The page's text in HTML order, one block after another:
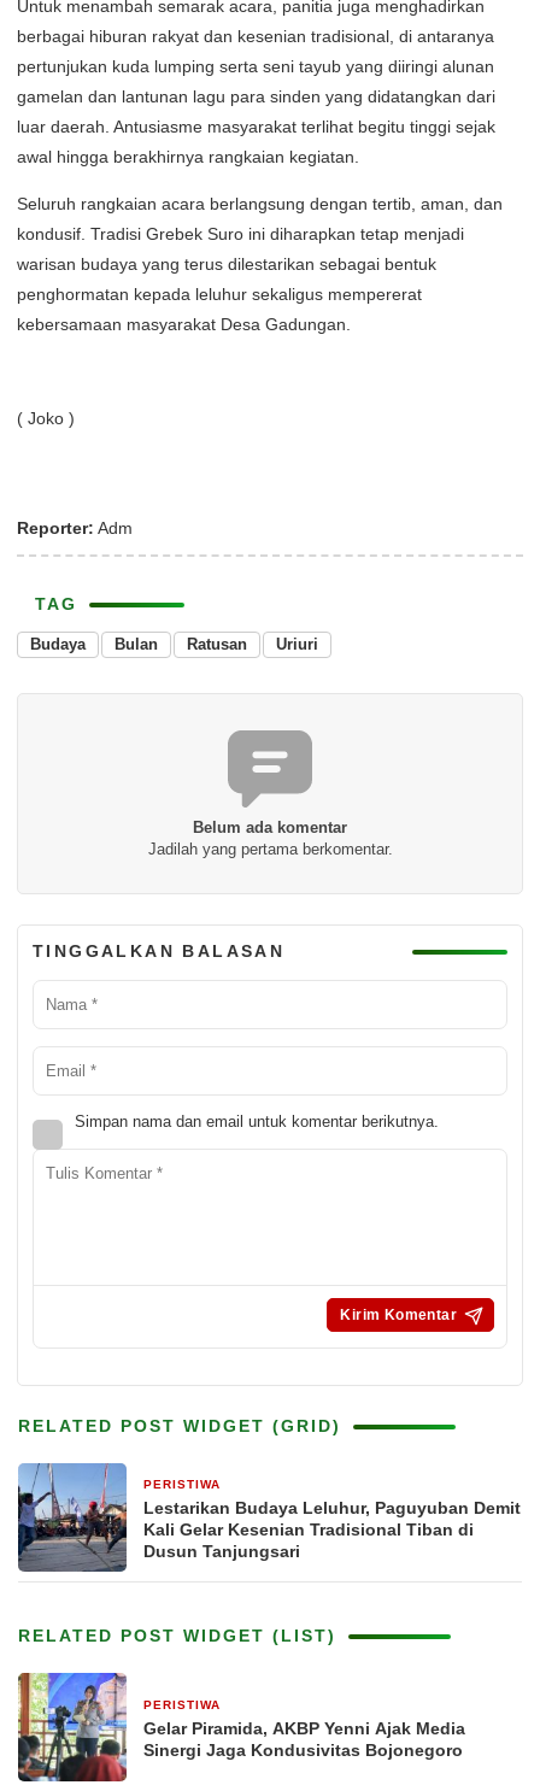
Untuk menambah semarak acara, panitia juga menghadirkan
berbagai hiburan rakyat dan kesenian tradisional, di antaranya
pertunjukan kuda lumping serta seni tayub yang diiringi alunan
gamelan dan lantunan lagu para sinden yang didatangkan dari
luar daerah. Antusiasme masyarakat terlihat begitu tinggi sejak
awal hingga berakhirnya rangkaian kegiatan.
Seluruh rangkaian acara berlangsung dengan tertib, aman, dan
kondusif. Tradisi Grebek Suro ini diharapkan tetap menjadi
warisan budaya yang terus dilestarikan sebagai bentuk
penghormatan kepada leluhur sekaligus mempererat
kebersamaan masyarakat Desa Gadungan.
( Joko )
Reporter: Adm
TAG
Budaya Bulan Ratusan Uriuri
Belum ada komentar
Jadilah yang pertama berkomentar.
TINGGALKAN BALASAN
Simpan nama dan email untuk komentar berikutnya.
RELATED POST WIDGET (GRID)
PERISTIWA
Lestarikan Budaya Leluhur, Paguyuban Demit
Kali Gelar Kesenian Tradisional Tiban di
Dusun Tanjungsari
RELATED POST WIDGET (LIST)
PERISTIWA
Gelar Piramida, AKBP Yenni Ajak Media
Sinergi Jaga Kondusivitas Bojonegoro